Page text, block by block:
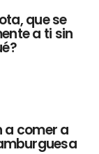
que se
a ti sin
a comer a